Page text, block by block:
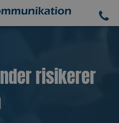
risikerer